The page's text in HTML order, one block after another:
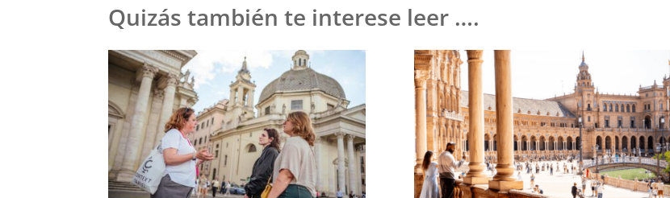
Quizás también te interese leer ….